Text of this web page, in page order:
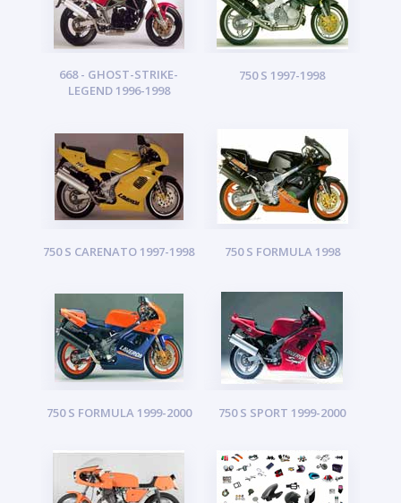
668 - GHOST-STRIKE-
LEGEND 1996-1998
750 S 1997-1998
750 S CARENATO 1997-1998 750 S FORMULA 1998
750 S FORMULA 1999-2000 750 S SPORT 1999-2000